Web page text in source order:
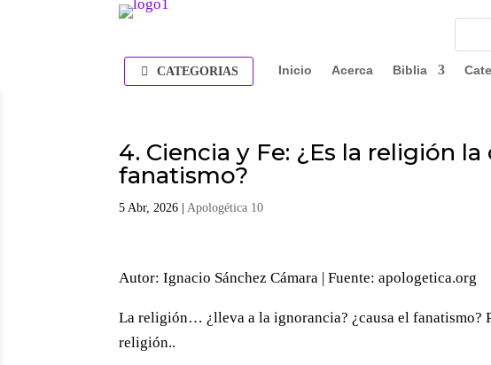
CATEGORIAS Inicio Acerca Biblia
4. Ciencia y Fe: ¿Es la religión
fanatismo?
5 Abr, 2026 |Apologética 10
Autor: Ignacio Sánchez Cámara | Fuente: apologetica.org
La religión… ¿lleva a la ignorancia? ¿causa el fanatismo?
religión..